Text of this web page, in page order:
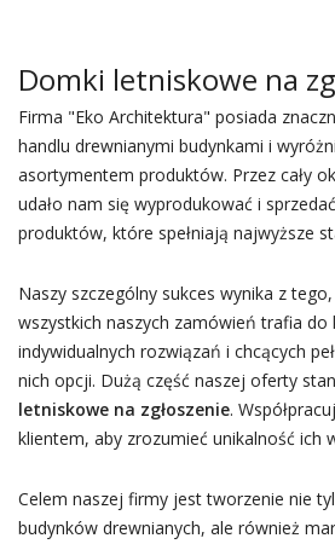
Domki letniskowe na
Firma "Eko Architektura" posiada
handlu drewnianymi budynkami i
asortymentem produktów. Przez cały
udało nam się wyprodukować i
produktów, które spełniają najwyższe
Naszy szczególny sukces wynika z
wszystkich naszych zamówień trafia do
indywidualnych rozwiązań i chcących
nich opcji. Dużą część naszej oferty
letniskowe na zgłoszenie.
klientem, aby zrozumieć unikalność ich
Celem naszej firmy jest tworzenie nie
budynków drewnianych, ale również